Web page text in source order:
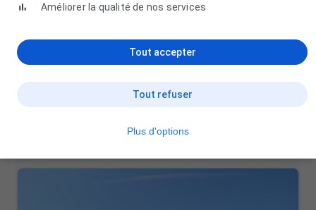
Ouest Piscine Concept - Hydro Sud
Route de Saint-Brieuc, 35740 Pacé
Améliorer la qualité de nos services
Tout refuser
Tout accepter
Plus d'options